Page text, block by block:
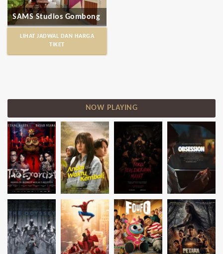
SAMS Studios Gombong
LIHAT JADWAL DAN HARGA
TIKET
NOW PLAYING